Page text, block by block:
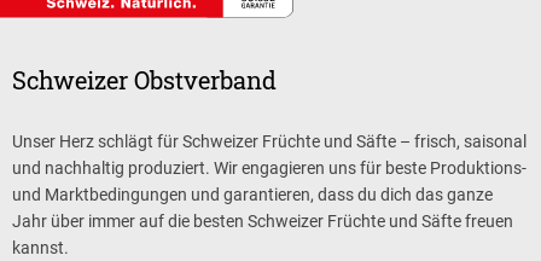
Schweizer Obstverband
Unser Herz schlägt für Schweizer Früchte und Säfte – frisch, saisonal
und nachhaltig produziert. Wir engagieren uns für beste Produktions-
und Marktbedingungen und garantieren, dass du dich das ganze
Jahr über immer auf die besten Schweizer Früchte und Säfte freuen
kannst.